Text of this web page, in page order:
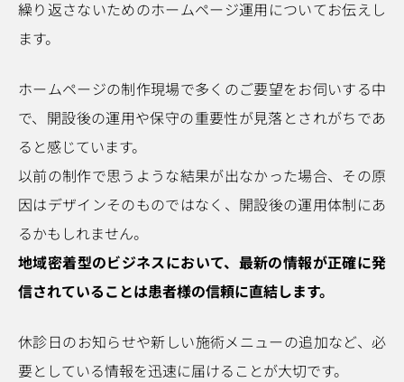
繰り返さないためのホームページ運用についてお伝えし
ます。
ホームページの制作現場で多くのご要望をお伺いする中
で、開設後の運用や保守の重要性が見落とされがちであ
ると感じています。
以前の制作で思うような結果が出なかった場合、その原
因はデザインそのものではなく、開設後の運用体制にあ
るかもしれません。
地域密着型のビジネスにおいて、最新の情報が正確に発
信されていることは患者様の信頼に直結します。
休診日のお知らせや新しい施術メニューの追加など、必
要としている情報を迅速に届けることが大切です。